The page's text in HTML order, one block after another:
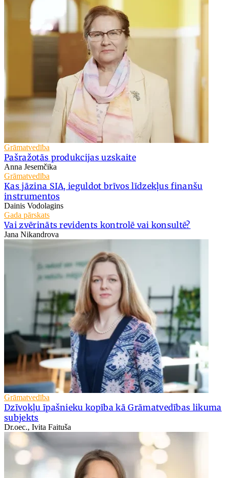
Grāmatvedība
Pašražotās produkcijas uzskaite
Anna Jesemčika
Grāmatvedība
Kas jāzina SIA, ieguldot brīvos līdzekļus finanšu
instrumentos
Dainis Vodolagins
Gada pārskats
Vai zvērināts revidents kontrolē vai konsultē?
Jana Nikandrova
Grāmatvedība
Dzīvokļu īpašnieku kopība kā Grāmatvedības likuma
subjekts
Dr.oec., Ivita Faituša